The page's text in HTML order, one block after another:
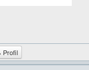
Profil